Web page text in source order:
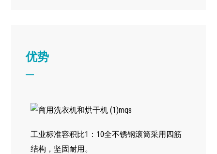
优势
工业标准容积比1：10全不锈钢滚筒采用四筋
结构，坚固耐用。